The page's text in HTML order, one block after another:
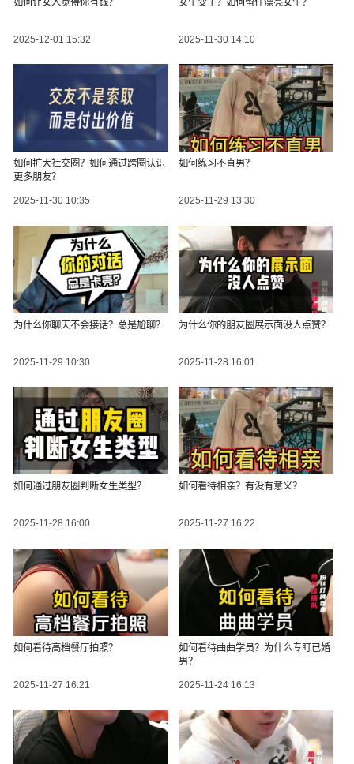
如何让女人觉得你有钱？
2025-12-01 15:32
女生变了？如何留住漂亮女生？
2025-11-30 14:10
如何扩大社交圈？如何通过跨圈认识
更多朋友？
2025-11-30 10:35
如何练习不直男？
2025-11-29 13:30
为什么你聊天不会接话？总是尬聊？
2025-11-29 10:30
为什么你的朋友圈展示面没人点赞？
2025-11-28 16:01
如何通过朋友圈判断女生类型？
2025-11-28 16:00
如何看待相亲？有没有意义？
2025-11-27 16:22
如何看待高档餐厅拍照？
2025-11-27 16:21
如何看待曲曲学员？为什么专盯已婚
男？
2025-11-24 16:13